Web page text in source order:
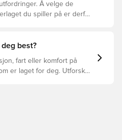
Å velge de
du spiller på er derfor
for de forskjellige
best?
fart eller komfort på
er laget for deg. Utforsk